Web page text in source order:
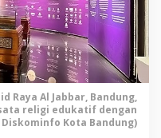
Raya Al Jabbar, Bandung,
religi edukatif dengan
Kota Bandung)